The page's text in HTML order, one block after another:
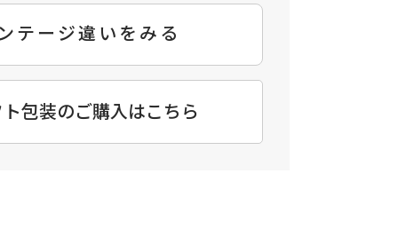
テージ違いをみる
包装のご購入はこちら